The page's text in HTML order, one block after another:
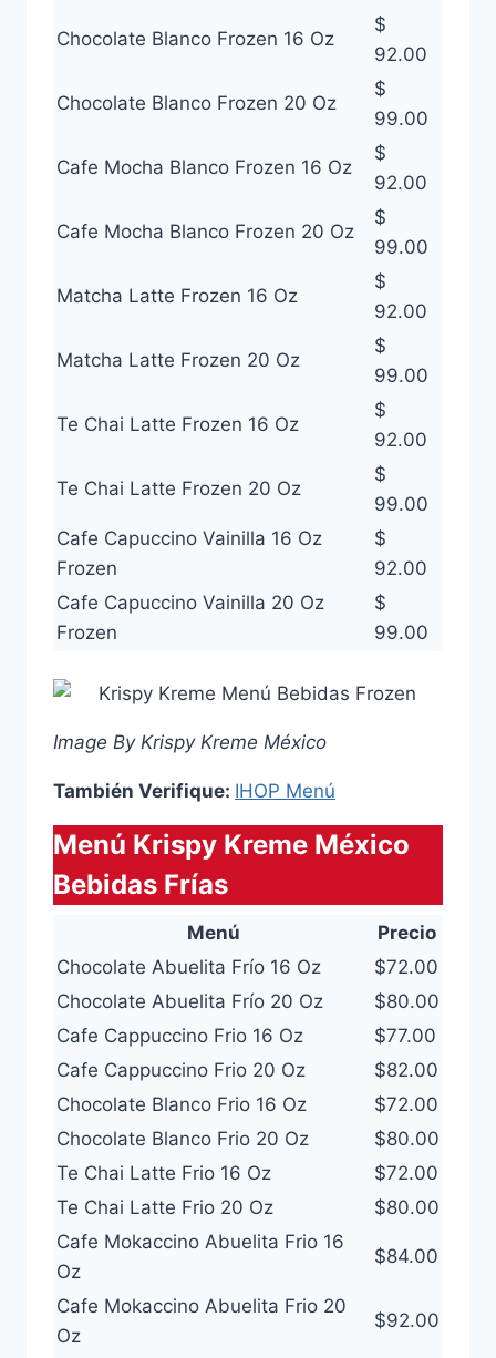
Chocolate Blanco Frozen 16 Oz
$
92.00
Chocolate Blanco Frozen 20 Oz
$
99.00
Cafe Mocha Blanco Frozen 16 Oz
$
92.00
Cafe Mocha Blanco Frozen 20 Oz
$
99.00
Matcha Latte Frozen 16 Oz
$
92.00
Matcha Latte Frozen 20 Oz
$
99.00
Te Chai Latte Frozen 16 Oz
$
92.00
Te Chai Latte Frozen 20 Oz
$
99.00
Cafe Capuccino Vainilla 16 Oz
Frozen
$
92.00
Cafe Capuccino Vainilla 20 Oz
Frozen
$
99.00
Image By Krispy Kreme México
También Verifique: IHOP Menú
Menú Krispy Kreme México
Bebidas Frías
Menú
Precio
Chocolate Abuelita Frío 16 Oz
$72.00
Chocolate Abuelita Frío 20 Oz
$80.00
Cafe Cappuccino Frio 16 Oz
$77.00
Cafe Cappuccino Frio 20 Oz
$82.00
Chocolate Blanco Frio 16 Oz
$72.00
Chocolate Blanco Frio 20 Oz
$80.00
Te Chai Latte Frio 16 Oz
$72.00
Te Chai Latte Frio 20 Oz
$80.00
Cafe Mokaccino Abuelita Frio 16
Oz
$84.00
Cafe Mokaccino Abuelita Frio 20
Oz
$92.00